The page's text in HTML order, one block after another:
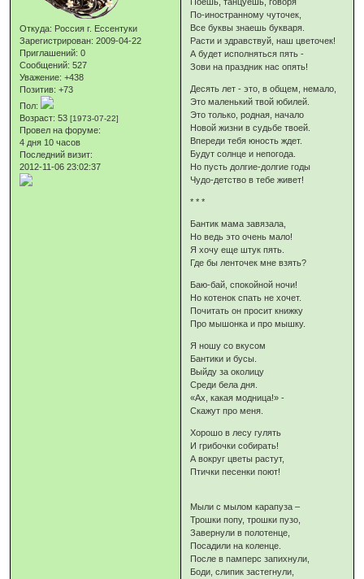
Откуда: Россия г. Ессентуки
Зарегистрирован: 2009-04-22
Приглашений: 0
Сообщений: 527
Уважение: +438
Позитив: +73
Пол:
Возраст: 53[1973-07-22]
Провел на форуме:
4 дня 10 часов
Последний визит:
2012-11-06 23:02:37
По-иностранному чуточек,
Все буквы знаешь букваря.
Расти и здравствуй, наш цветочек!
А будет исполняться пять -
Зови на праздник нас опять!
Десять лет - это, в общем, немало,
Это маленький твой юбилей.
Это только, родная, начало
Новой жизни в судьбе твоей.
Впереди тебя юность ждет.
Будут солнце и непогода.
Но пусть долгие-долгие годы
Чудо-детство в тебе живет!
* * *
Бантик мама завязала,
Но ведь это очень мало!
Я хочу еще штук пять.
Где бы ленточек мне взять?
Баю-бай, спокойной ночи!
Но котенок спать не хочет.
Почитать он просит книжку
Про мышонка и про мышку.
Я ношу со вкусом
Бантики и бусы.
Выйду за околицу
Среди бела дня.
«Ах, какая модница!» -
Скажут про меня.
Хорошо в лесу гулять
И грибочки собирать!
А вокруг цветы растут,
Птички песенки поют!
Мыли с мылом карапуза –
Трошки попу, трошки пузо,
Завернули в полотенце,
Посадили на коленце.
После в памперс запихнули,
Боди, слипик застегнули,